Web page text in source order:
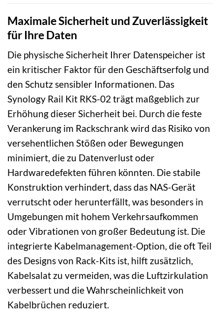
Maximale Sicherheit und Zuverlässigkeit
für Ihre Daten
Die physische Sicherheit Ihrer Datenspeicher ist
ein kritischer Faktor für den Geschäftserfolg und
den Schutz sensibler Informationen. Das
Synology Rail Kit RKS-02 trägt maßgeblich zur
Erhöhung dieser Sicherheit bei. Durch die feste
Verankerung im Rackschrank wird das Risiko von
versehentlichen Stößen oder Bewegungen
minimiert, die zu Datenverlust oder
Hardwaredefekten führen könnten. Die stabile
Konstruktion verhindert, dass das NAS-Gerät
verrutscht oder herunterfällt, was besonders in
Umgebungen mit hohem Verkehrsaufkommen
oder Vibrationen von großer Bedeutung ist. Die
integrierte Kabelmanagement-Option, die oft Teil
des Designs von Rack-Kits ist, hilft zusätzlich,
Kabelsalat zu vermeiden, was die Luftzirkulation
verbessert und die Wahrscheinlichkeit von
Kabelbrüchen reduziert.